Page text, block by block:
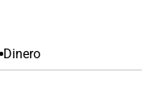
Dinero